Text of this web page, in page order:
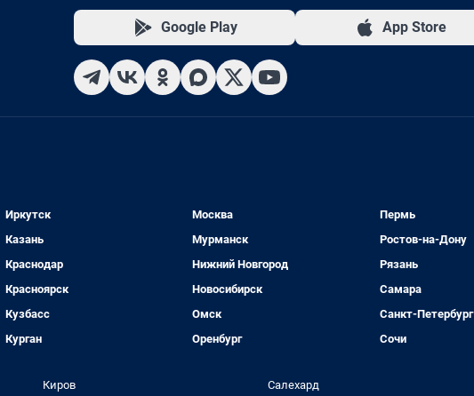
Google Play App Store
Иркутск
Казань
Краснодар
Красноярск
Кузбасс
Курган
Москва
Мурманск
Нижний Новгород
Новосибирск
Омск
Оренбург
Пермь
Ростов-на-Дону
Рязань
Самара
Санкт-Петербург
Сочи
Киров Салехард